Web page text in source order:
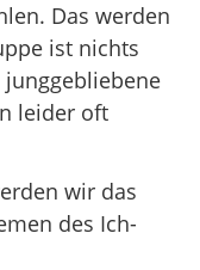
Das werden
ist nichts
leider oft
wir das
des Ich-